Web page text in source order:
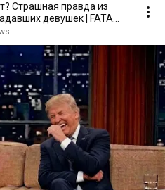
Страшная правда из
девушек | FATA